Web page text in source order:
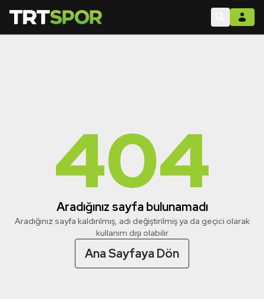
404
Aradığınız sayfa bulunamadı
Aradığınız sayfa kaldırılmış, adı değiştirilmiş ya da geçici olarak
kullanım dışı olabilir
Ana Sayfaya Dön